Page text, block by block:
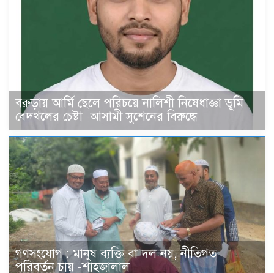
বরুড়ায় আর্মি ছেলে পরিচয়ে নালিশী নিষেধাজ্ঞা ভূমি
বেদখলের চেষ্টা আসামী সুশেনের বিরুদ্ধে
গণসংযোগ : মানুষ ব্যক্তি বা দল নয়, নীতিগত
পরিবর্তন চায় -শাহজালাল